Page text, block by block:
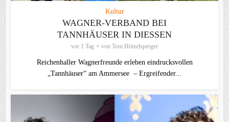
Kultur
WAGNER-VERBAND BEI
TANNHÄUSER IN DIESSEN
vor 1 Tag von Toni Hötzelsperger
Reichenhaller Wagnerfreunde erleben eindrucksvollen
„Tannhäuser“ am Ammersee – Ergreifender...